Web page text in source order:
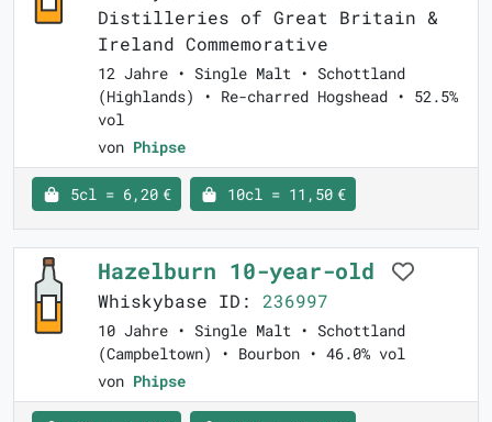
Distilleries of Great Britain &
Ireland Commemorative
12 Jahre • Single Malt • Schottland
(Highlands) • Re-charred Hogshead • 52.5%
vol
von Phipse
5cl = 6,20 € 10cl = 11,50 €
Hazelburn 10-year-old
Whiskybase ID: 236997
10 Jahre • Single Malt • Schottland
(Campbeltown) • Bourbon • 46.0% vol
von Phipse